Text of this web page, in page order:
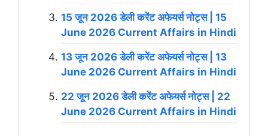
15 जून 2026 डेली करेंट अफेयर्स नोट्स | 15
June 2026 Current Affairs in Hindi
13 जून 2026 डेली करेंट अफेयर्स नोट्स | 13
June 2026 Current Affairs in Hindi
22 जून 2026 डेली करेंट अफेयर्स नोट्स | 22
June 2026 Current Affairs in Hindi